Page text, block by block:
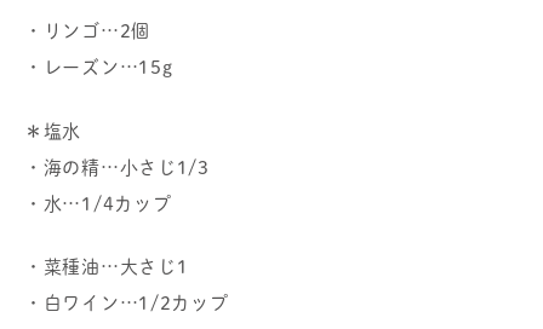
・リンゴ…2個
・レーズン…15g
＊塩水
・海の精…小さじ1/3
・水…1/4カップ
・菜種油…大さじ1
・白ワイン…1/2カップ